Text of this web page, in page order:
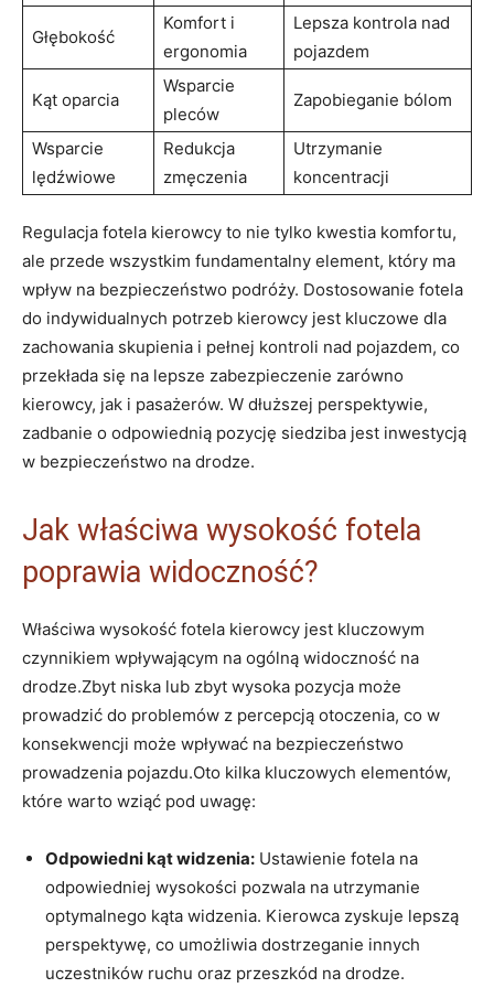
Głębokość
Komfort i
ergonomia
Lepsza kontrola nad
pojazdem
Kąt oparcia
Wsparcie
pleców
Zapobieganie bólom
Wsparcie
lędźwiowe
Redukcja
zmęczenia
Utrzymanie
⁤koncentracji
Regulacja fotela kierowcy to nie tylko kwestia komfortu,
ale przede wszystkim ​fundamentalny element, który ma
wpływ‍ na bezpieczeństwo podróży. Dostosowanie ‌fotela
do indywidualnych potrzeb kierowcy⁣ jest kluczowe dla
zachowania skupienia i pełnej kontroli⁢ nad pojazdem, co
przekłada się na lepsze zabezpieczenie zarówno
kierowcy, jak i pasażerów. W dłuższej perspektywie,
zadbanie o odpowiednią pozycję siedziba jest inwestycją
w bezpieczeństwo na drodze.
Jak właściwa wysokość fotela
poprawia widoczność?
Właściwa wysokość fotela kierowcy jest kluczowym ​
czynnikiem wpływającym ‍na ogólną widoczność na
drodze.Zbyt niska lub zbyt wysoka pozycja może
prowadzić do problemów ​z percepcją otoczenia, co ‌w
konsekwencji może wpływać na bezpieczeństwo
prowadzenia pojazdu.Oto kilka kluczowych ‌elementów,
które ⁢warto wziąć pod uwagę:
Odpowiedni kąt widzenia: Ustawienie fotela na
odpowiedniej wysokości pozwala na utrzymanie
optymalnego kąta widzenia. Kierowca zyskuje lepszą
perspektywę, co umożliwia dostrzeganie innych
uczestników ruchu oraz przeszkód na drodze.